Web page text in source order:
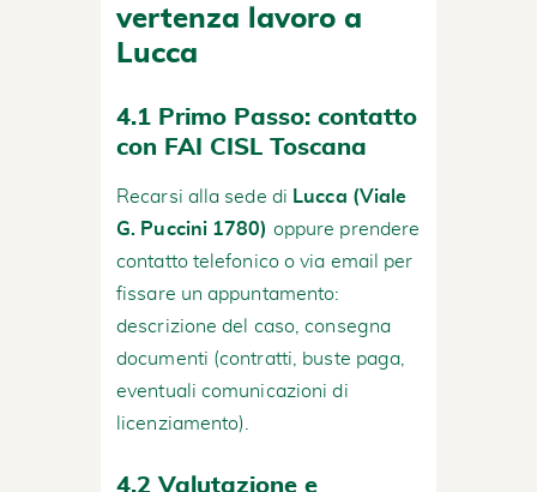
vertenza lavoro a
Lucca
4.1 Primo Passo: contatto
con FAI CISL Toscana
Recarsi alla sede di Lucca (Viale
G. Puccini 1780) oppure prendere
contatto telefonico o via email per
fissare un appuntamento:
descrizione del caso, consegna
documenti (contratti, buste paga,
eventuali comunicazioni di
licenziamento).
4.2 Valutazione e